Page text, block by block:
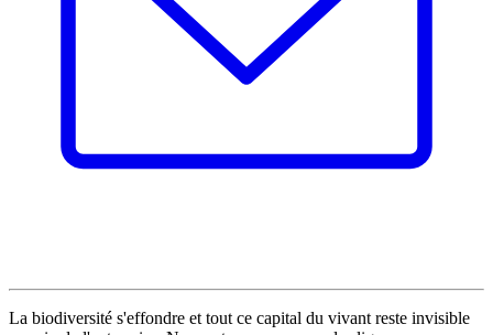
La biodiversité s'effondre et tout ce capital du vivant reste invisible